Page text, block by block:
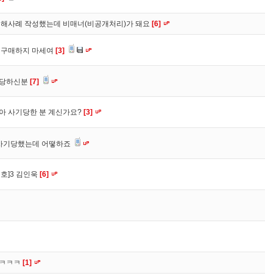
사례 작성했는데 비매너(비공개처리)가 돼요 [6]
매하지 마세여 [3]
하신분 [7]
사기당한 분 계신가요? [3]
기당했는데 어떻하죠
]3 김인욱 [6]
ㅋㅋ [1]